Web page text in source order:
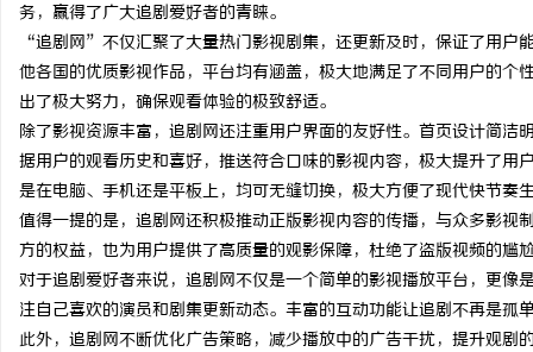
务，赢得了广大追剧爱好者的青睐。
“追剧网”不仅汇聚了大量热门影视剧集，还更新及时，保证了用户
他各国的优质影视作品，平台均有涵盖，极大地满足了不同用户的
出了极大努力，确保观看体验的极致舒适。
除了影视资源丰富，追剧网还注重用户界面的友好性。首页设计简
据用户的观看历史和喜好，推送符合口味的影视内容，极大提升了
是在电脑、手机还是平板上，均可无缝切换，极大方便了现代快节奏
值得一提的是，追剧网还积极推动正版影视内容的传播，与众多影
方的权益，也为用户提供了高质量的观影保障，杜绝了盗版视频的尴
对于追剧爱好者来说，追剧网不仅是一个简单的影视播放平台，更
注自己喜欢的演员和剧集更新动态。丰富的互动功能让追剧不再是孤
此外，追剧网不断优化广告策略，减少播放中的广告干扰，提升观